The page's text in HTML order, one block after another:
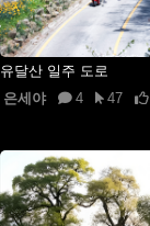
유달산 일주 도로
은세야
4 47